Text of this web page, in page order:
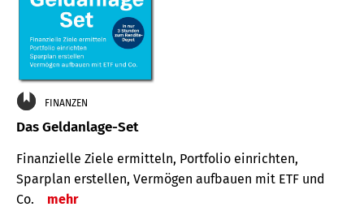
FINANZEN
Das Geldanlage-Set
Finanzielle Ziele ermitteln, Portfolio einrichten,
Sparplan erstellen, Vermögen aufbauen mit ETF und
Co.
mehr